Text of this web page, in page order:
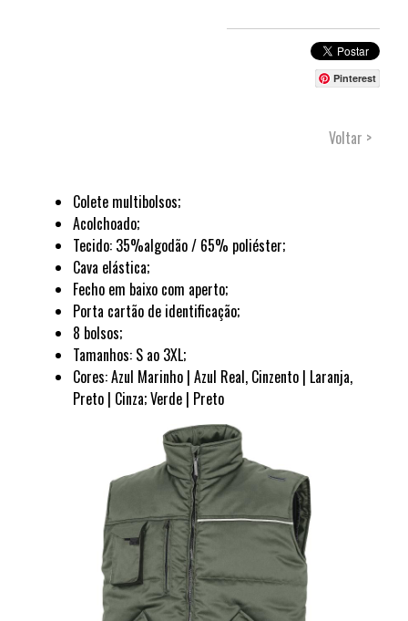
Pinterest
Voltar >
Colete multibolsos;
Acolchoado;
Tecido: 35%algodão / 65% poliéster;
Cava elástica;
Fecho em baixo com aperto;
Porta cartão de identificação;
8 bolsos;
Tamanhos: S ao 3XL;
Cores:Azul Marinho | Azul Real, Cinzento | Laranja,
Preto | Cinza; Verde | Preto